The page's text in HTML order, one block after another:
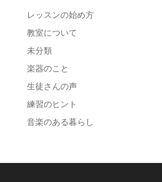
レッスンの始め方
教室について
未分類
楽器のこと
生徒さんの声
練習のヒント
音楽のある暮らし